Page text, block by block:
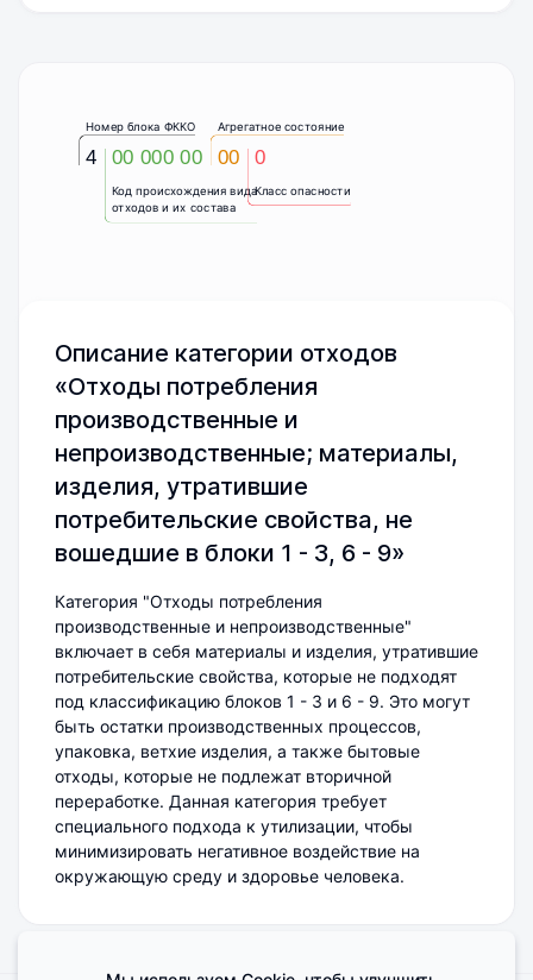
4
Номер блока ФККО
Код происхождения вида
отходов и их состава
00 000 00
Агрегатное состояние
00
Класс опасности
0
Описание категории отходов
«Отходы потребления
производственные и
непроизводственные; материалы,
изделия, утратившие
потребительские свойства, не
вошедшие в блоки 1 - 3, 6 - 9»
Категория "Отходы потребления
производственные и непроизводственные"
включает в себя материалы и изделия, утратившие
потребительские свойства, которые не подходят
под классификацию блоков 1 - 3 и 6 - 9. Это могут
быть остатки производственных процессов,
упаковка, ветхие изделия, а также бытовые
отходы, которые не подлежат вторичной
переработке. Данная категория требует
специального подхода к утилизации, чтобы
минимизировать негативное воздействие на
окружающую среду и здоровье человека.